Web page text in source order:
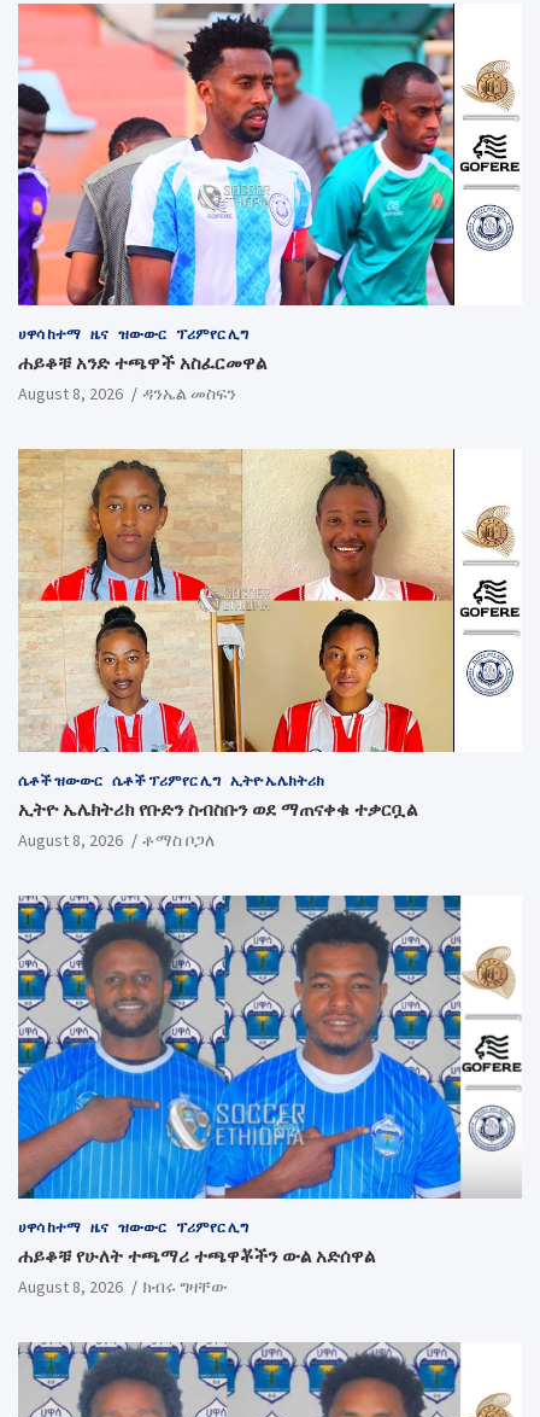
ሀዋሳ ከተማ ዜና ዝውውር ፕሪምየር ሊግ
ሐይቆቹ አንድ ተጫዋች አስፈርመዋል
August 8, 2026 ዳንኤል መስፍን
ሴቶች ዝውውር ሴቶች ፕሪምየር ሊግ ኢትዮ ኤሌክትሪክ
ኢትዮ ኤሌክትሪክ የቡድን ስብስቡን ወደ ማጠናቀቁ ተቃርቧል
August 8, 2026 ቶማስ ቦጋለ
ሀዋሳ ከተማ ዜና ዝውውር ፕሪምየር ሊግ
ሐይቆቹ የሁለት ተጫማሪ ተጫዋቾችን ውል አድሰዋል
August 8, 2026 ክብሩ ግዛቸው